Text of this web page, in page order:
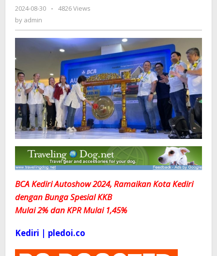
Spesial
KKB
Mulai
2%
dan
KPR
Mulai
1,45%
2024-08-30
by
-
4826 Views
by admin
BCA Kediri Autoshow 2024, Ramaikan Kota Kediri
dengan Bunga Spesial KKB
Mulai 2% dan KPR Mulai 1,45%
Kediri | pledoi.co